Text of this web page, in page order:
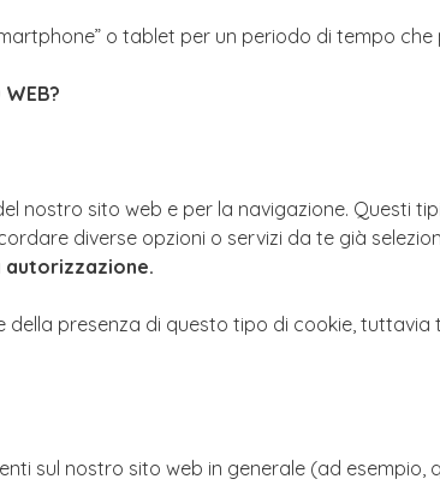
o tablet per un periodo di tempo
WEB?
nostro sito web e per la navigazione. Questi
diverse opzioni o servizi da te già
presenza di questo tipo di cookie,
sul nostro sito web in generale (ad esempio,